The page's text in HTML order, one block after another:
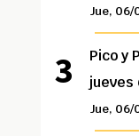
Jue, 06/
Pico y
jueves
Jue, 06/